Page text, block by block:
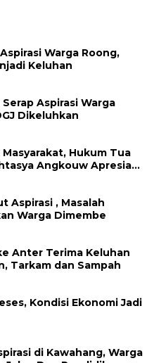
Warga Roong,
Keluhan
Aspirasi Warga
Dikeluhkan
Hukum Tua
Angkouw Apresiasi
Aspirasi , Masalah
Warga Dimembe
Anter Terima Keluhan
Tarkam dan Sampah
Kondisi Ekonomi Jadi
di Kawahang, Warga